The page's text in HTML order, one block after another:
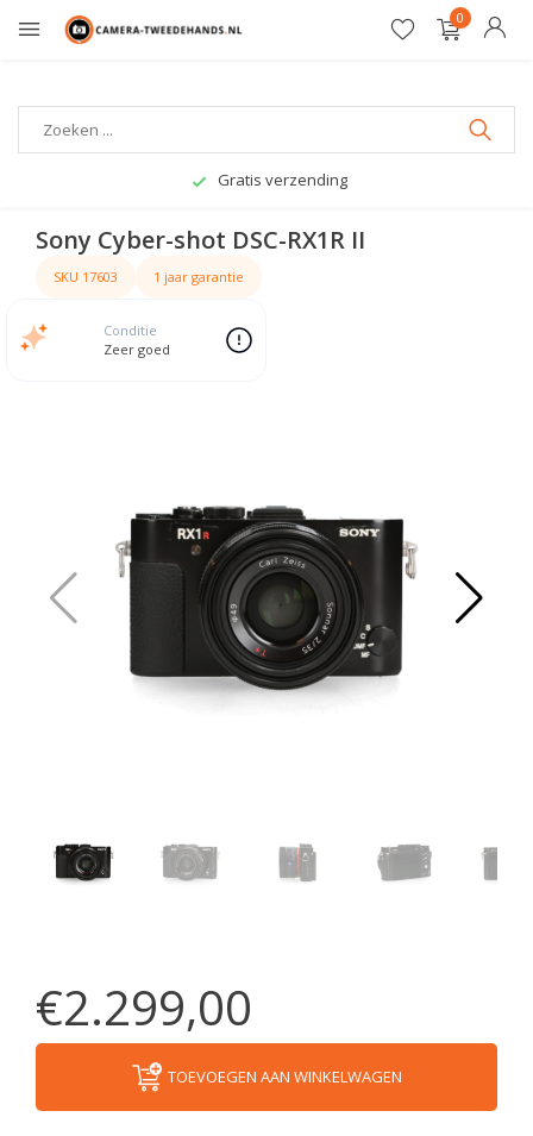
0
12 maanden garantie
Sony Cyber-shot DSC-RX1R II
SKU 17603 1 jaar garantie
Conditie
Zeer goed
€2.299,00
TOEVOEGEN AAN WINKELWAGEN